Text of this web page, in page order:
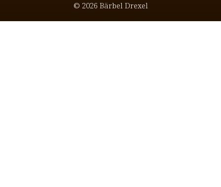
© 2026 Bärbel Drexel